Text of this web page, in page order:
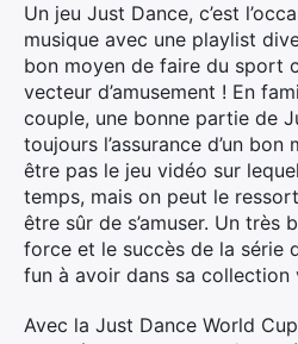
Un jeu Just Dance, c’est
musique avec une playlist
bon moyen de faire du sport
vecteur d’amusement ! En
couple, une bonne partie de
toujours l’assurance d’un bon
être pas le jeu vidéo sur
temps, mais on peut le
être sûr de s’amuser. Un très
force et le succès de la série
fun à avoir dans sa collection
Avec la Just Dance World